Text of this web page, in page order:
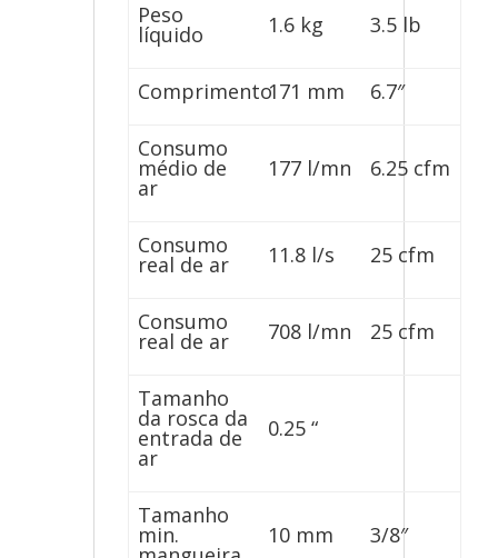
Peso
líquido 1.6 kg 3.5 lb
Comprimento171 mm 6.7″
Consumo
médio de
ar
177 l/mn 6.25 cfm
Consumo
real de ar 11.8 l/s 25 cfm
Consumo
real de ar 708 l/mn 25 cfm
Tamanho
da rosca da
entrada de
ar
0.25 “
Tamanho
min. 10 mm 3/8″